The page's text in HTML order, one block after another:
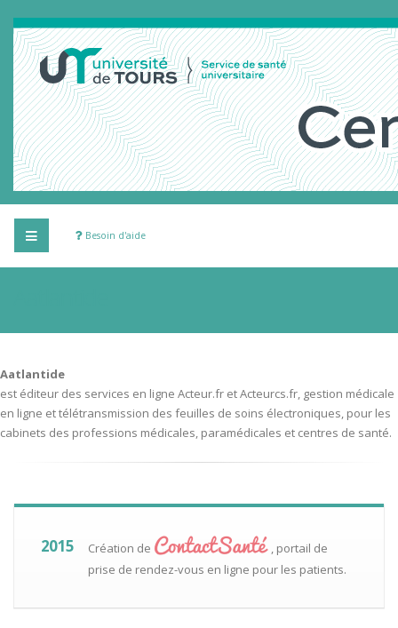
Besoin d'aide
Aatlantide
est éditeur des services en ligne Acteur.fr et Acteurcs.fr, gestion médicale
en ligne et télétransmission des feuilles de soins électroniques, pour les
cabinets des professions médicales, paramédicales et centres de santé.
2015 Création de
, portail de
prise de rendez-vous en ligne pour les patients.